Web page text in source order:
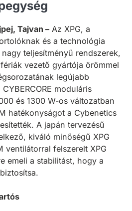
Tajvan – Az XPG, a
és a technológia
teljesítményű rendszerek,
vezető gyártója örömmel
legújabb
moduláris
és 1300 W-os változatban
hatékonyságot a Cybenetics
A japán tervezésű
kiváló minőségű XPG
ventilátorral felszerelt XPG
emeli a stabilitást, hogy a